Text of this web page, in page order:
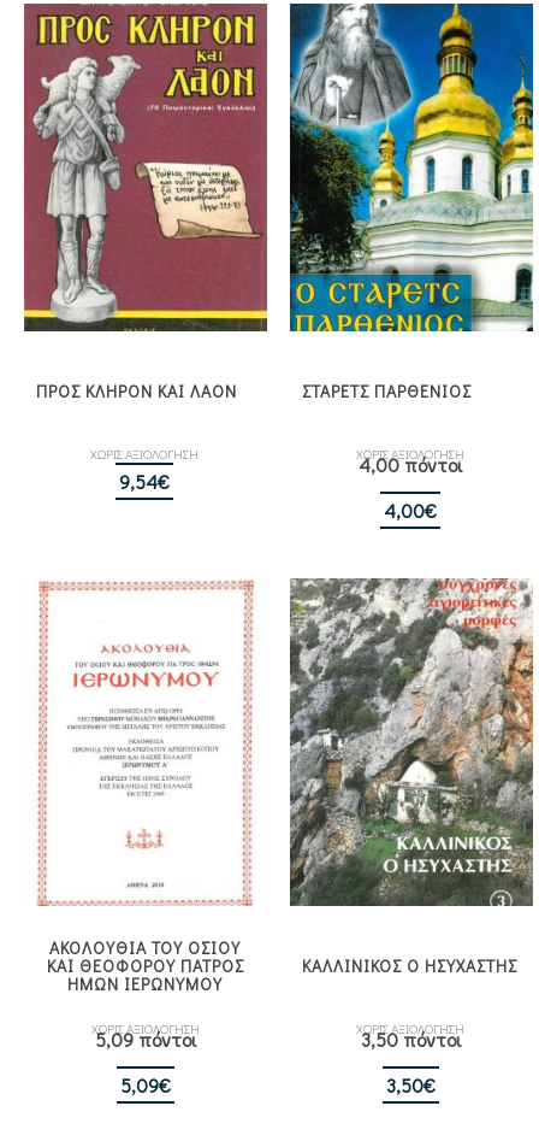
ΠΡΟΣ ΚΛΗΡΟΝ ΚΑΙ ΛΑΟΝ
ΧΩΡΙΣ ΑΞΙΟΛΟΓΗΣΗ
9,54€
ΣΤΑΡΕΤΣ ΠΑΡΘΕΝΙΟΣ
ΧΩΡΙΣ ΑΞΙΟΛΟΓΗΣΗ
4,00 πόντοι
4,00€
ΑΚΟΛΟΥΘΙΑ ΤΟΥ ΟΣΙΟΥ
ΚΑΙ ΘΕΟΦΟΡΟΥ ΠΑΤΡΟΣ
ΗΜΩΝ ΙΕΡΩΝΥΜΟΥ
ΧΩΡΙΣ ΑΞΙΟΛΟΓΗΣΗ
5,09 πόντοι
5,09€
ΚΑΛΛΙΝΙΚΟΣ Ο ΗΣΥΧΑΣΤΗΣ
ΧΩΡΙΣ ΑΞΙΟΛΟΓΗΣΗ
3,50 πόντοι
3,50€